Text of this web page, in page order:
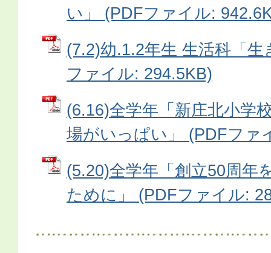
い」 (PDFファイル:
(7.2)幼.1.2年生 生活科「
ファイル: 294.5KB)
(6.16)全学年「新庄北小学
場がいっぱい」 (PDFファ
(5.20)全学年「創立50周年
ために」 (PDFファイル: